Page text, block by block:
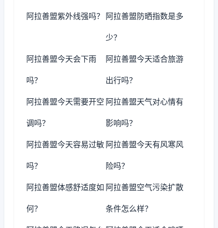
阿拉善盟紫外线强吗？ 阿拉善盟防晒指数是多
少？
阿拉善盟今天会下雨
吗？
阿拉善盟今天适合旅游
出行吗？
阿拉善盟今天需要开空
调吗？
阿拉善盟天气对心情有
影响吗？
阿拉善盟今天容易过敏
吗？
阿拉善盟今天有风寒风
险吗？
阿拉善盟体感舒适度如
何？
阿拉善盟空气污染扩散
条件怎么样？